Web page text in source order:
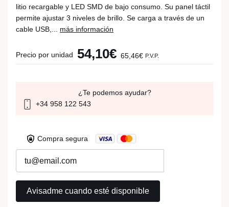
litio recargable y LED SMD de bajo consumo. Su panel táctil
permite ajustar 3 niveles de brillo. Se carga a través de un
cable USB,... más información
Precio por unidad 54,10€ 65,46€ P.V.P.
¿Te podemos ayudar?
+34 958 122 543
Compra segura